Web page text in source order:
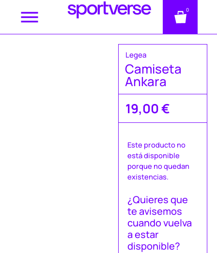
0
Legea
Camiseta
Ankara
19,00€
Este producto no
está disponible
porque no quedan
existencias.
¿Quieres que
te avisemos
cuando vuelva
a estar
disponible?